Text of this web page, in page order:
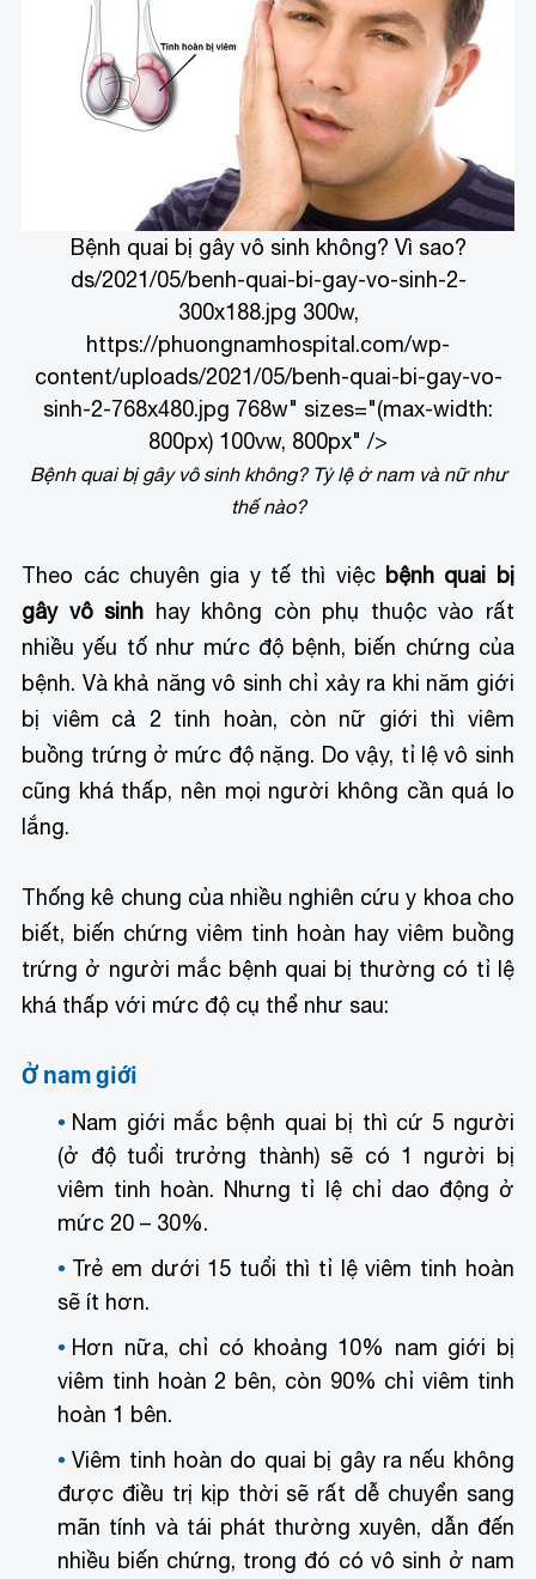
Bệnh quai bị gây vô sinh không? Vì sao?
ds/2021/05/benh-quai-bi-gay-vo-sinh-2-
300x188.jpg 300w,
https://phuongnamhospital.com/wp-
content/uploads/2021/05/benh-quai-bi-gay-vo-
sinh-2-768x480.jpg 768w" sizes="(max-width:
800px) 100vw, 800px" />
Bệnh quai bị gây vô sinh không? Tỷ lệ ở nam và nữ như
thế nào?
Theo các chuyên gia y tế thì việc bệnh quai bị
gây vô sinh hay không còn phụ thuộc vào rất
nhiều yếu tố như mức độ bệnh, biến chứng của
bệnh. Và khả năng vô sinh chỉ xảy ra khi năm giới
bị viêm cả 2 tinh hoàn, còn nữ giới thì viêm
buồng trứng ở mức độ nặng. Do vậy, tỉ lệ vô sinh
cũng khá thấp, nên mọi người không cần quá lo
lắng.
Thống kê chung của nhiều nghiên cứu y khoa cho
biết, biến chứng viêm tinh hoàn hay viêm buồng
trứng ở người mắc bệnh quai bị thường có tỉ lệ
khá thấp với mức độ cụ thể như sau:
Ở nam giới
Nam giới mắc bệnh quai bị thì cứ 5 người
(ở độ tuổi trưởng thành) sẽ có 1 người bị
viêm tinh hoàn. Nhưng tỉ lệ chỉ dao động ở
mức 20 – 30%.
Trẻ em dưới 15 tuổi thì tỉ lệ viêm tinh hoàn
sẽ ít hơn.
Hơn nữa, chỉ có khoảng 10% nam giới bị
viêm tinh hoàn 2 bên, còn 90% chỉ viêm tinh
hoàn 1 bên.
Viêm tinh hoàn do quai bị gây ra nếu không
được điều trị kịp thời sẽ rất dễ chuyển sang
mãn tính và tái phát thường xuyên, dẫn đến
nhiều biến chứng, trong đó có vô sinh ở nam